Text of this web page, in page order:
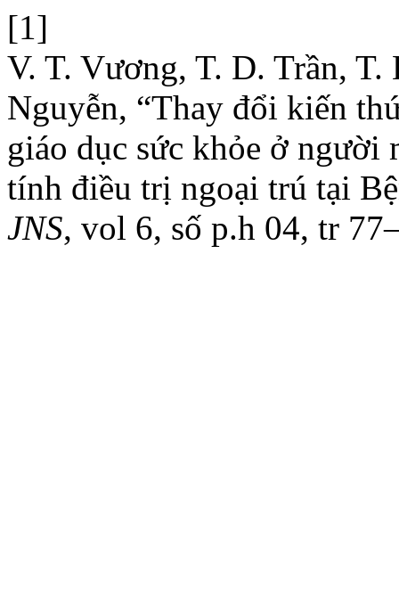
[1]
V. T. Vương, T. D. Trần,
Nguyễn, “Thay đổi kiến
giáo dục sức khỏe ở người
tính điều trị ngoại trú tại
JNS, vol 6, số p.h 04, tr